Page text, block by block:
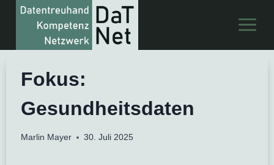
Fokus:
Gesundheitsdaten
Marlin Mayer 30. Juli 2025